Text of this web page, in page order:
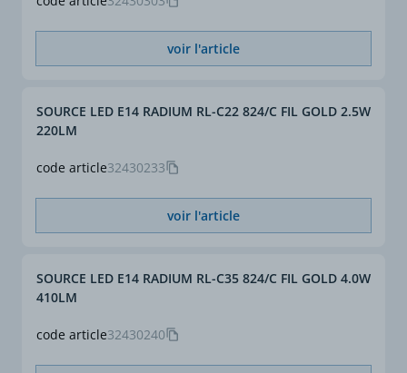
voir l'article
code article32430233
SOURCE LED E14 RADIUM RL-C22 824/C FIL GOLD 2.5W
220LM
voir l'article
code article32430240
SOURCE LED E14 RADIUM RL-C35 824/C FIL GOLD 4.0W
410LM